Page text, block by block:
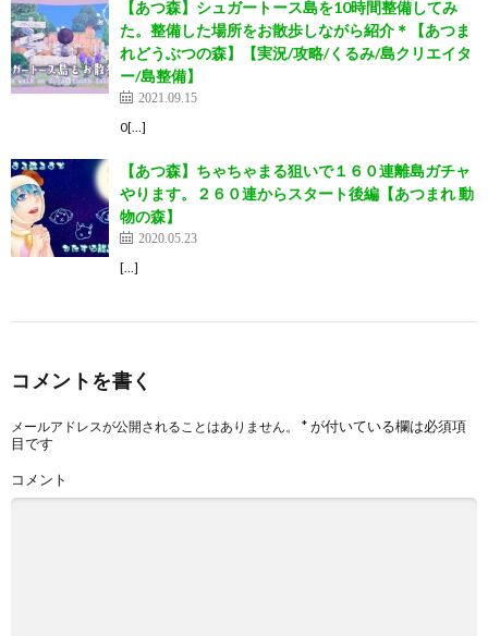
【あつ森】シュガートース島を10時間整備してみ
た。整備した場所をお散歩しながら紹介＊【あつま
れどうぶつの森】【実況/攻略/くるみ/島クリエイタ
ー/島整備】
2021.09.15
0[…]
【あつ森】ちゃちゃまる狙いで１６０連離島ガチャ
やります。２６０連からスタート後編【あつまれ 動
物の森】
2020.05.23
[…]
コメントを書く
メールアドレスが公開されることはありません。 *が付いている欄は必須項
目です
コメント